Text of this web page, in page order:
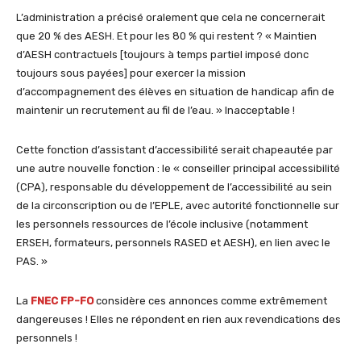
L’administration a précisé oralement que cela ne concernerait
que 20 % des AESH. Et pour les 80 % qui restent ? « Maintien
d’AESH contractuels [toujours à temps partiel imposé donc
toujours sous payées] pour exercer la mission
d’accompagnement des élèves en situation de handicap afin de
maintenir un recrutement au fil de l’eau. » Inacceptable !
Cette fonction d’assistant d’accessibilité serait chapeautée par
une autre nouvelle fonction : le « conseiller principal accessibilité
(CPA), responsable du développement de l’accessibilité au sein
de la circonscription ou de l’EPLE, avec autorité fonctionnelle sur
les personnels ressources de l’école inclusive (notamment
ERSEH, formateurs, personnels RASED et AESH), en lien avec le
PAS. »
La FNEC FP-FOconsidère ces annonces comme extrêmement
dangereuses ! Elles ne répondent en rien aux revendications des
personnels !